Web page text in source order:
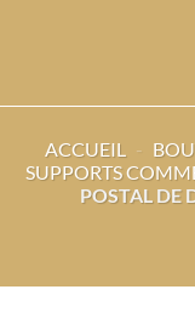
ACCUEIL -
SUPPORTS
POSTAL DE